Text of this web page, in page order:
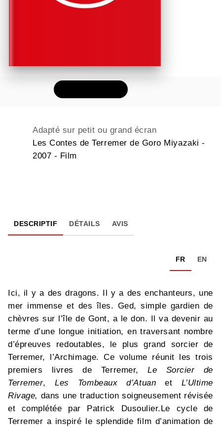
Adapté sur petit ou grand écran
Les Contes de Terremer de Goro Miyazaki -
2007 - Film
DESCRIPTIF DÉTAILS AVIS
FR EN
Ici, il y a des dragons. Il y a des enchanteurs, une
mer immense et des îles. Ged, simple gardien de
chèvres sur l’île de Gont, a le don. Il va devenir au
terme d’une longue initiation, en traversant nombre
d’épreuves redoutables, le plus grand sorcier de
Terremer, l’Archimage. Ce volume réunit les trois
premiers livres de Terremer,Le Sorcier de
Terremer,Les Tombeaux d’Atuan et L’Ultime
Rivage, dans une traduction soigneusement révisée
et complétée par Patrick Dusoulier.Le cycle de
Terremer a inspiré le splendide film d’animation de